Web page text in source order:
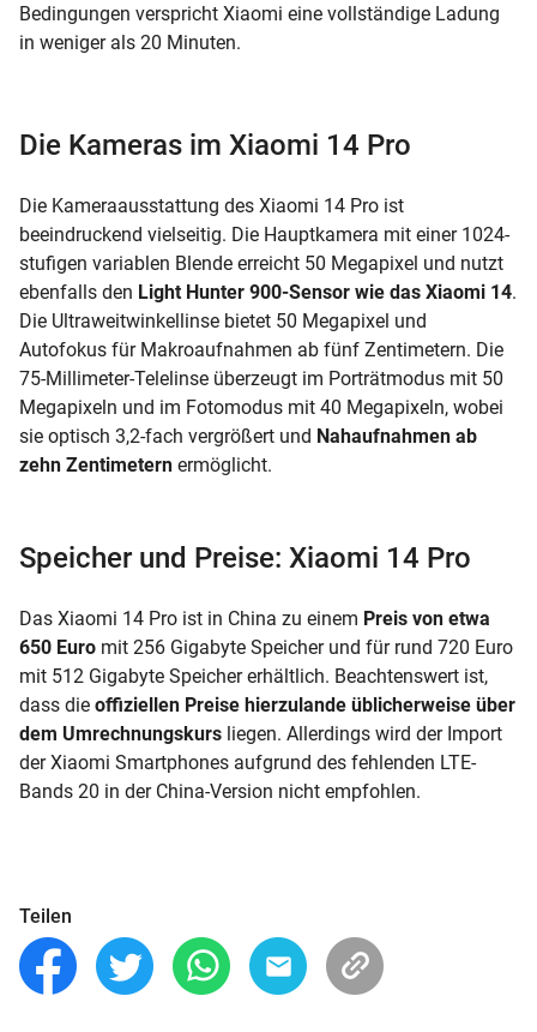
Bedingungen verspricht Xiaomi eine vollständige Ladung
in weniger als 20 Minuten.
Die Kameras im Xiaomi 14 Pro
Die Kameraausstattung des Xiaomi 14 Pro ist
beeindruckend vielseitig. Die Hauptkamera mit einer 1024-
stufigen variablen Blende erreicht 50 Megapixel und nutzt
ebenfalls den Light Hunter 900-Sensor wie das Xiaomi 14.
Die Ultraweitwinkellinse bietet 50 Megapixel und
Autofokus für Makroaufnahmen ab fünf Zentimetern. Die
75-Millimeter-Telelinse überzeugt im Porträtmodus mit 50
Megapixeln und im Fotomodus mit 40 Megapixeln, wobei
sie optisch 3,2-fach vergrößert und Nahaufnahmen ab
zehn Zentimetern ermöglicht.
Speicher und Preise: Xiaomi 14 Pro
Das Xiaomi 14 Pro ist in China zu einem Preis von etwa
650 Euro mit 256 Gigabyte Speicher und für rund 720 Euro
mit 512 Gigabyte Speicher erhältlich. Beachtenswert ist,
dass die offiziellen Preise hierzulande üblicherweise über
dem Umrechnungskurs liegen. Allerdings wird der Import
der Xiaomi Smartphones aufgrund des fehlenden LTE-
Bands 20 in der China-Version nicht empfohlen.
Teilen